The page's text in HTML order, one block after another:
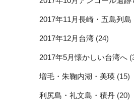
2017年11月長崎・五島列島
2017年12月台湾 (24)
2017年5月懐かしい台湾へ
増毛・朱鞠内湖・美瑛 (15)
利尻島・礼文島・積丹 (20)